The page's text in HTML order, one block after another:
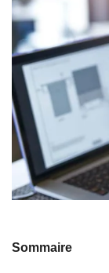
Sommaire